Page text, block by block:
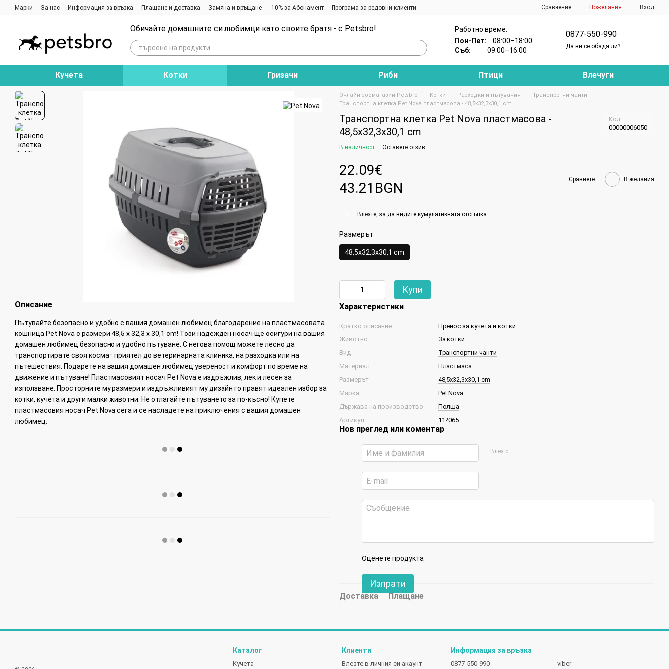
Премини към основното съдържание
Марки За нас Информация за връзка Плащане и доставка Замяна и връщане -10% за Абонамент
Програма за редовни клиенти
Сравнение Пожелания Вход
Обичайте домашните си любимци като своите братя - с Petsbro!
Работно време:
Пон-Пет:08:00–18:00
Съб:09:00–16:00
0877-550-990
Да ви се обадя ли?
Кучета Котки Гризачи Риби Птици Влечуги
Описание
Пътувайте безопасно и удобно с вашия домашен любимец благодарение на пластмасовата
кошница Pet Nova с размери 48,5 x 32,3 x 30,1 cm! Този надежден носач ще осигури на вашия
домашен любимец безопасно и удобно пътуване. С негова помощ можете лесно да
транспортирате своя космат приятел до ветеринарната клиника, на разходка или на
пътешествия. Подарете на вашия домашен любимец увереност и комфорт по време на
движение и пътуване! Пластмасовият носач Pet Nova е издръжлив, лек и лесен за
използване. Просторните му размери и издръжливият му дизайн го правят идеален избор за
котки, кучета и други малки животни. Не отлагайте пътуването за по-късно! Купете
пластмасовия носач Pet Nova сега и се насладете на приключения с вашия домашен
любимец.
Онлайн зоомагазин Petsbro Котки Разходки и пътувания
Транспортни чанти
Транспортна клетка Pet Nova пластмасова - 48,5х32,3х30,1 cm
Транспортна клетка Pet Nova пластмасова -
48,5х32,3х30,1 cm
Код
00000006050
В наличност Оставете отзив
22.09€
43.21BGN
Сравнете В желания
Влезте , за да видите кумулативната отстъпка
Размерът
48,5х32,3х30,1 cm
Купи
Характеристики
Кратко описание
Пренос за кучета и котки
Животно
За котки
Вид
Транспортни чанти
Материал
Пластмаса
Размерът
48,5х32,3х30,1 cm
Марка
Pet Nova
Държава на производство
Полша
Артикул
112065
Нов преглед или коментар
Влез с
Оценете продукта
Изпрати
Доставка Плащане
Каталог
Кучета
Клиенти
Влезте в личния си акаунт
Информация за връзка
0877-550-990 viber